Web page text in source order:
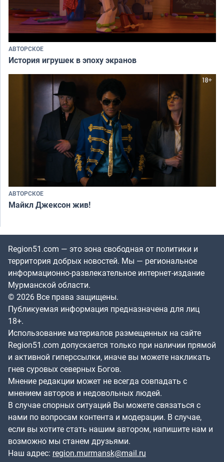
АВТОРСКОЕ
История игрушек в эпоху экранов
АВТОРСКОЕ
Майкл Джексон жив!
Region51.com — это зона свободная от политики и
территория добрых новостей. Мы — региональное
информационно-развлекательное интернет-издание
Мурманской области.
© 2026 Все права защищены.
Публикуемая информация предназначена для лиц
18+.
Использование материалов размещенных на сайте
Region51.com допускается только при наличии прямой
и активной гиперссылки, иначе вы можете накликать
гнев суровых северных Богов.
Мнение редакции может не всегда совпадать с
мнением авторов и недовольных людей.
В случае спорных ситуаций Вы можете связаться с
нами по вопросам контента и модерации. В случае,
если вы хотите стать нашим автором, напишите нам и
возможно мы станем друзьями.
Наш адрес: region.murmansk@mail.ru